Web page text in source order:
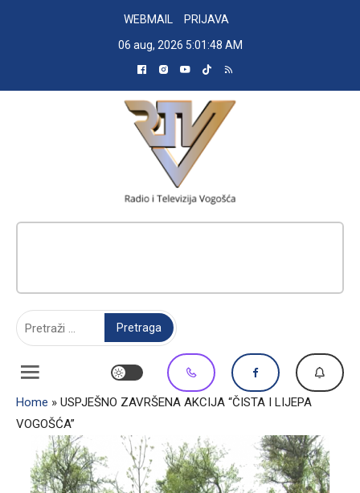
WEBMAIL
PRIJAVA
06 aug, 2026 5:01:49 AM
Home » USPJEŠNO ZAVRŠENA AKCIJA “ČISTA I LIJEPA
VOGOŠĆA”